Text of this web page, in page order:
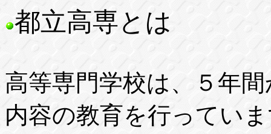
都立高専とは
高等専門学校は、５年
内容の教育を行ってい